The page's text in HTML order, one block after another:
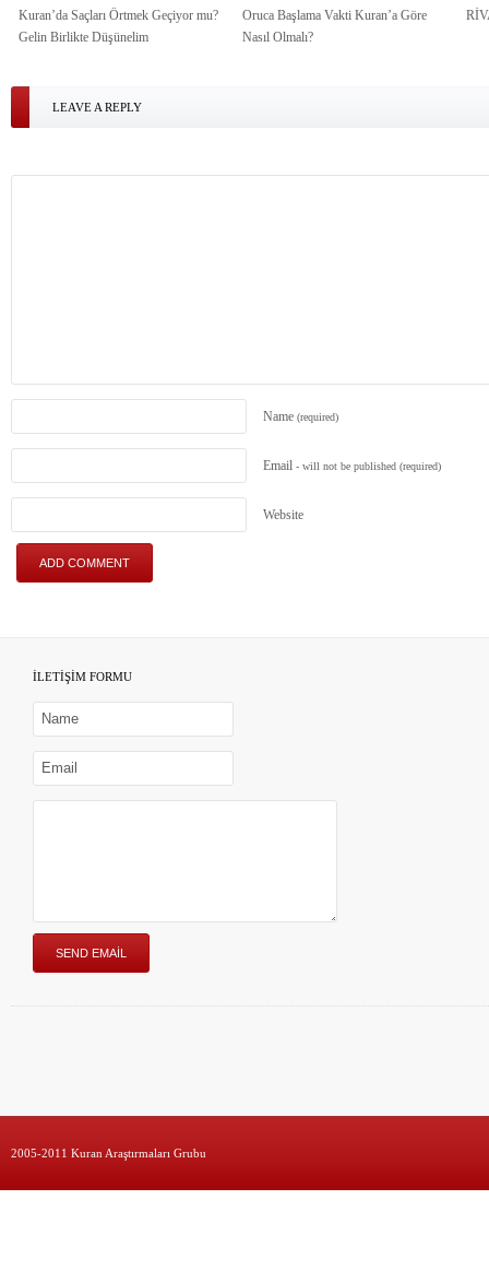
Kuran’da Saçları Örtmek Geçiyor mu?
Gelin Birlikte Düşünelim
Oruca Başlama Vakti Kuran’a Göre
Nasıl Olmalı?
LEAVE A REPLY
Name (required)
Email - will not be published (required)
Website
İLETİŞİM FORMU
2005-2011 Kuran Araştırmaları Grubu